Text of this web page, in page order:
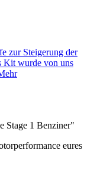
zur Steigerung der
Kit wurde von uns
Stage 1 Benziner"
eures